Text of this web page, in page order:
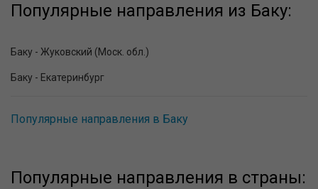
Популярные направления из Баку:
Баку - Жуковский (Моск. обл.)
Баку - Екатеринбург
Популярные направления в Баку
Популярные направления в страны: